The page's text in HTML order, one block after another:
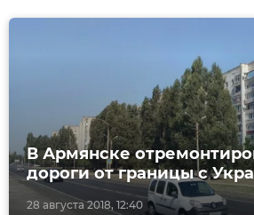
28 августа 2018, 12:40
В Армянске
дороги от границы с